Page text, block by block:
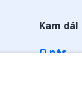
Kam dál
O nás